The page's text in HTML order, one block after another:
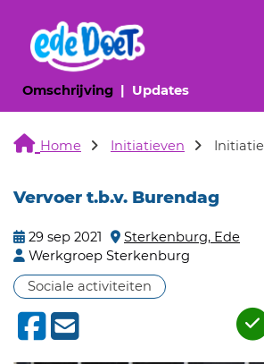
Omschrijving(huidige pagina)
Updates(huidige
Home Initiatieven
Vervoer t.b.v. Burendag
29 sep 2021
Sterkenburg, Ede
Werkgroep Sterkenburg
Sociale activiteiten